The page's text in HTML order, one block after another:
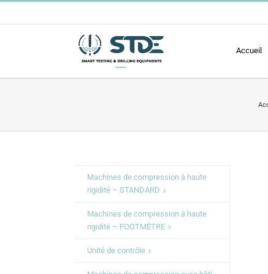
au
Accueil
Machines de compression à haute
rigidité – STANDARD
Machines de compression à haute
rigidité – FOOTMÈTRE
Unité de contrôle